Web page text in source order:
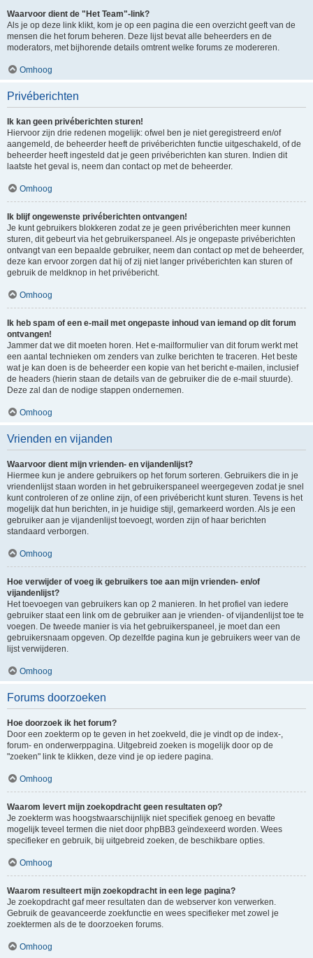
Waarvoor dient de "Het Team"-link?
Als je op deze link klikt, kom je op een pagina die een overzicht geeft van de
mensen die het forum beheren. Deze lijst bevat alle beheerders en de
moderators, met bijhorende details omtrent welke forums ze modereren.
Omhoog
Privéberichten
Ik kan geen privéberichten sturen!
Hiervoor zijn drie redenen mogelijk: ofwel ben je niet geregistreerd en/of
aangemeld, de beheerder heeft de privéberichten functie uitgeschakeld, of de
beheerder heeft ingesteld dat je geen privéberichten kan sturen. Indien dit
laatste het geval is, neem dan contact op met de beheerder.
Omhoog
Ik blijf ongewenste privéberichten ontvangen!
Je kunt gebruikers blokkeren zodat ze je geen privéberichten meer kunnen
sturen, dit gebeurt via het gebruikerspaneel. Als je ongepaste privéberichten
ontvangt van een bepaalde gebruiker, neem dan contact op met de beheerder,
deze kan ervoor zorgen dat hij of zij niet langer privéberichten kan sturen of
gebruik de meldknop in het privébericht.
Omhoog
Ik heb spam of een e-mail met ongepaste inhoud van iemand op dit forum
ontvangen!
Jammer dat we dit moeten horen. Het e-mailformulier van dit forum werkt met
een aantal technieken om zenders van zulke berichten te traceren. Het beste
wat je kan doen is de beheerder een kopie van het bericht e-mailen, inclusief
de headers (hierin staan de details van de gebruiker die de e-mail stuurde).
Deze zal dan de nodige stappen ondernemen.
Omhoog
Vrienden en vijanden
Waarvoor dient mijn vrienden- en vijandenlijst?
Hiermee kun je andere gebruikers op het forum sorteren. Gebruikers die in je
vriendenlijst staan worden in het gebruikerspaneel weergegeven zodat je snel
kunt controleren of ze online zijn, of een privébericht kunt sturen. Tevens is het
mogelijk dat hun berichten, in je huidige stijl, gemarkeerd worden. Als je een
gebruiker aan je vijandenlijst toevoegt, worden zijn of haar berichten
standaard verborgen.
Omhoog
Hoe verwijder of voeg ik gebruikers toe aan mijn vrienden- en/of
vijandenlijst?
Het toevoegen van gebruikers kan op 2 manieren. In het profiel van iedere
gebruiker staat een link om de gebruiker aan je vrienden- of vijandenlijst toe te
voegen. De tweede manier is via het gebruikerspaneel, je moet dan een
gebruikersnaam opgeven. Op dezelfde pagina kun je gebruikers weer van de
lijst verwijderen.
Omhoog
Forums doorzoeken
Hoe doorzoek ik het forum?
Door een zoekterm op te geven in het zoekveld, die je vindt op de index-,
forum- en onderwerppagina. Uitgebreid zoeken is mogelijk door op de
"zoeken" link te klikken, deze vind je op iedere pagina.
Omhoog
Waarom levert mijn zoekopdracht geen resultaten op?
Je zoekterm was hoogstwaarschijnlijk niet specifiek genoeg en bevatte
mogelijk teveel termen die niet door phpBB3 geïndexeerd worden. Wees
specifieker en gebruik, bij uitgebreid zoeken, de beschikbare opties.
Omhoog
Waarom resulteert mijn zoekopdracht in een lege pagina?
Je zoekopdracht gaf meer resultaten dan de webserver kon verwerken.
Gebruik de geavanceerde zoekfunctie en wees specifieker met zowel je
zoektermen als de te doorzoeken forums.
Omhoog